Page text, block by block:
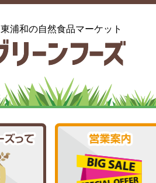
東浦和の自然食品マーケット